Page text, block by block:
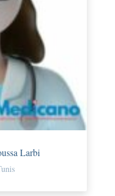
Larbi